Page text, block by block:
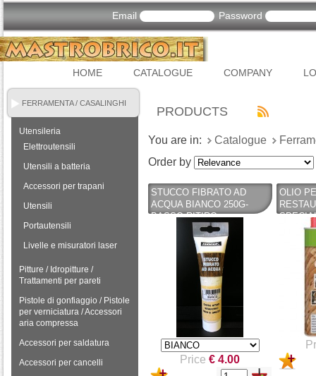
Email Password
HOME CATALOGUE COMPANY
FERRAMENTA / CASALINGHI
Utensileria
Elettroutensili
Utensili a batteria
Accessori per trapani
Utensili
Portautensili
Livelle e misuratori laser
Pitture / Idropitture /
Trattamenti per pareti
Pistole di gonfiaggio / Pistole
per verniciatura / Accessori
aria compressa
Accessori per saldatura
Accessori per cancelli
PRODUCTS
You are in: Catalogue
Order by
STUCCO FIBRATO AD
ACQUA BIANCO 250G-
BASSO RITIRO
RIEMPITIVO NON SI
SPACCA - TEKNICA
Price € 4.00
OLIO